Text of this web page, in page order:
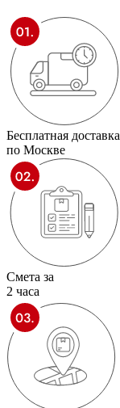
Бесплатная доставка
по Москве
Смета за
2 часа